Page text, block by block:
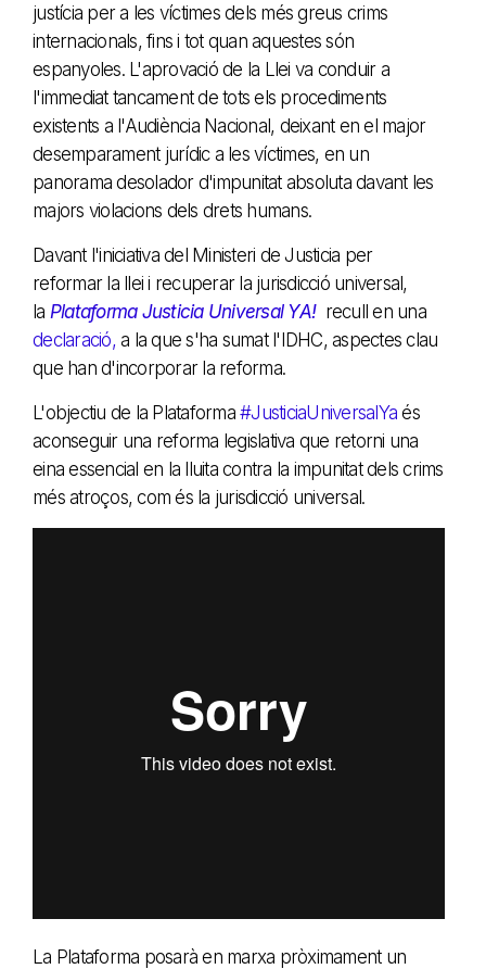
justícia per a les víctimes dels més greus crims
internacionals, fins i tot quan aquestes són
espanyoles. L'aprovació de la Llei va conduir a
l'immediat tancament de tots els procediments
existents a l'Audiència Nacional, deixant en el major
desemparament jurídic a les víctimes, en un
panorama desolador d'impunitat absoluta davant les
majors violacions dels drets humans.
Davant l'iniciativa del Ministeri de Justicia per
reformar la llei i recuperar la jurisdicció universal,
la Plataforma Justicia Universal YA! recull en una
declaració,a la que s'ha sumat l'IDHC, aspectes clau
que han d'incorporar la reforma.
L'objectiu de la Plataforma #JusticiaUniversalYa és
aconseguir una reforma legislativa que retorni una
eina essencial en la lluita contra la impunitat dels crims
més atroços, com és la jurisdicció universal.
La Plataforma posarà en marxa pròximament un